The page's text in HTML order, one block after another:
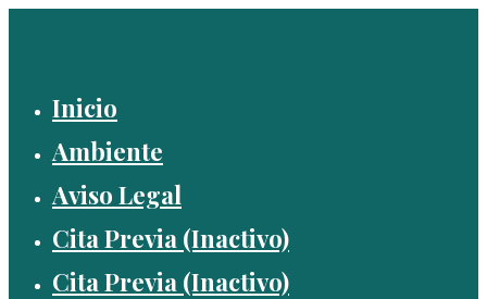
Inicio
Ambiente
Aviso Legal
Cita Previa (Inactivo)
Cita Previa (Inactivo)